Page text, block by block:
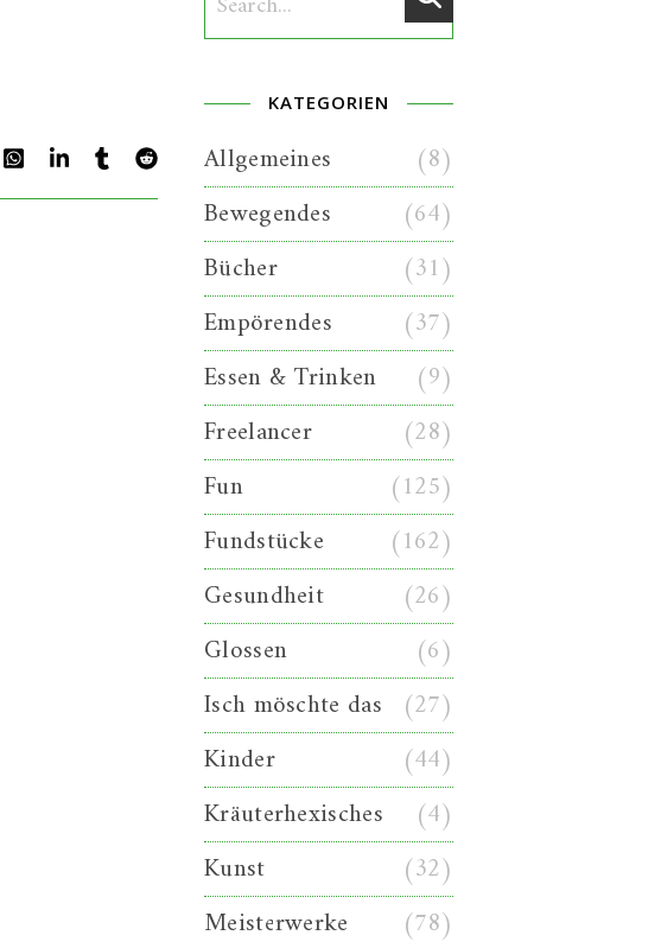
KATEGORIEN
Allgemeines
(8)
Bewegendes
(64)
Bücher
(31)
Empörendes
(37)
Essen & Trinken
(9)
Freelancer
(28)
Fun
(125)
Fundstücke
(162)
Gesundheit
(26)
Glossen
(6)
Isch möschte das (27)
Kinder
(44)
Kräuterhexisches
(4)
Kunst
(32)
Meisterwerke
(78)